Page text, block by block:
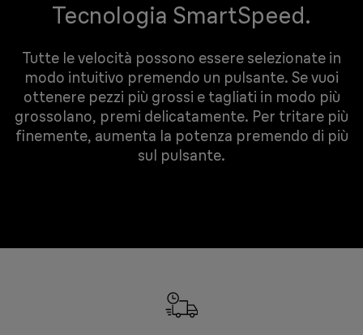
Tecnologia SmartSpeed.
Tutte le velocità possono essere selezionate in
modo intuitivo premendo un pulsante. Se vuoi
ottenere pezzi più grossi e tagliati in modo più
grossolano, premi delicatamente. Per tritare più
finemente, aumenta la potenza premendo di più
sul pulsante.